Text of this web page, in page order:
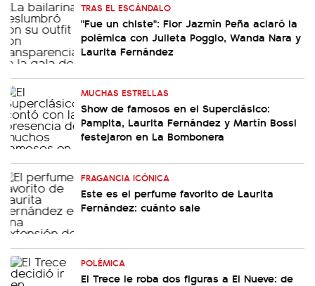
TRAS EL ESCÁNDALO
"Fue un chiste": Flor Jazmín Peña aclaró la
polémica con Julieta Poggio, Wanda Nara y
Laurita Fernández
MUCHAS ESTRELLAS
Show de famosos en el Superclásico:
Pampita, Laurita Fernández y Martín Bossi
festejaron en La Bombonera
FRAGANCIA ICÓNICA
Este es el perfume favorito de Laurita
Fernández: cuánto sale
POLÉMICA
El Trece le roba dos figuras a El Nueve: de